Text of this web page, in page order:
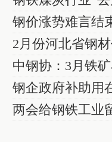
钢价涨势难言结
2月份河北省钢
中钢协：3月铁
钢企政府补助用
两会给钢铁工业